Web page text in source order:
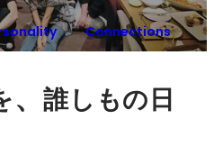
Connections
、誰しもの日